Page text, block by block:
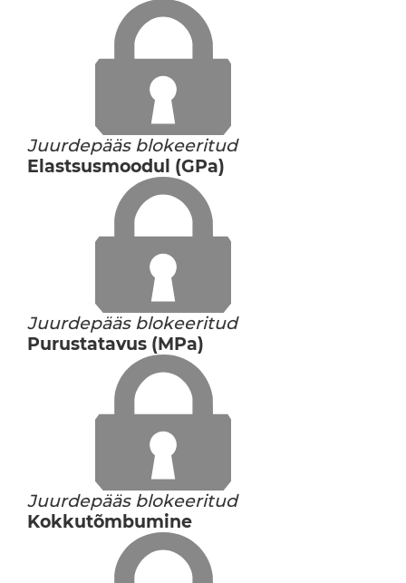
Juurdepääs blokeeritud
Elastsusmoodul (GPa)
Juurdepääs blokeeritud
Purustatavus (MPa)
Juurdepääs blokeeritud
Kokkutõmbumine